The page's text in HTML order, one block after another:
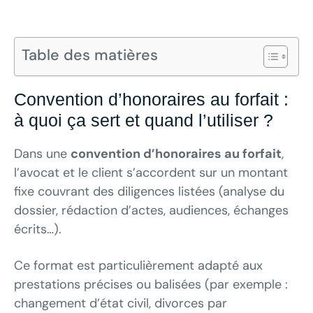
Table des matières
Convention d’honoraires au forfait :
à quoi ça sert et quand l’utiliser ?
Dans une convention d’honoraires au forfait,
l’avocat et le client s’accordent sur un montant
fixe couvrant des diligences listées (analyse du
dossier, rédaction d’actes, audiences, échanges
écrits…).
Ce format est particulièrement adapté aux
prestations précises ou balisées (par exemple :
changement d’état civil, divorces par